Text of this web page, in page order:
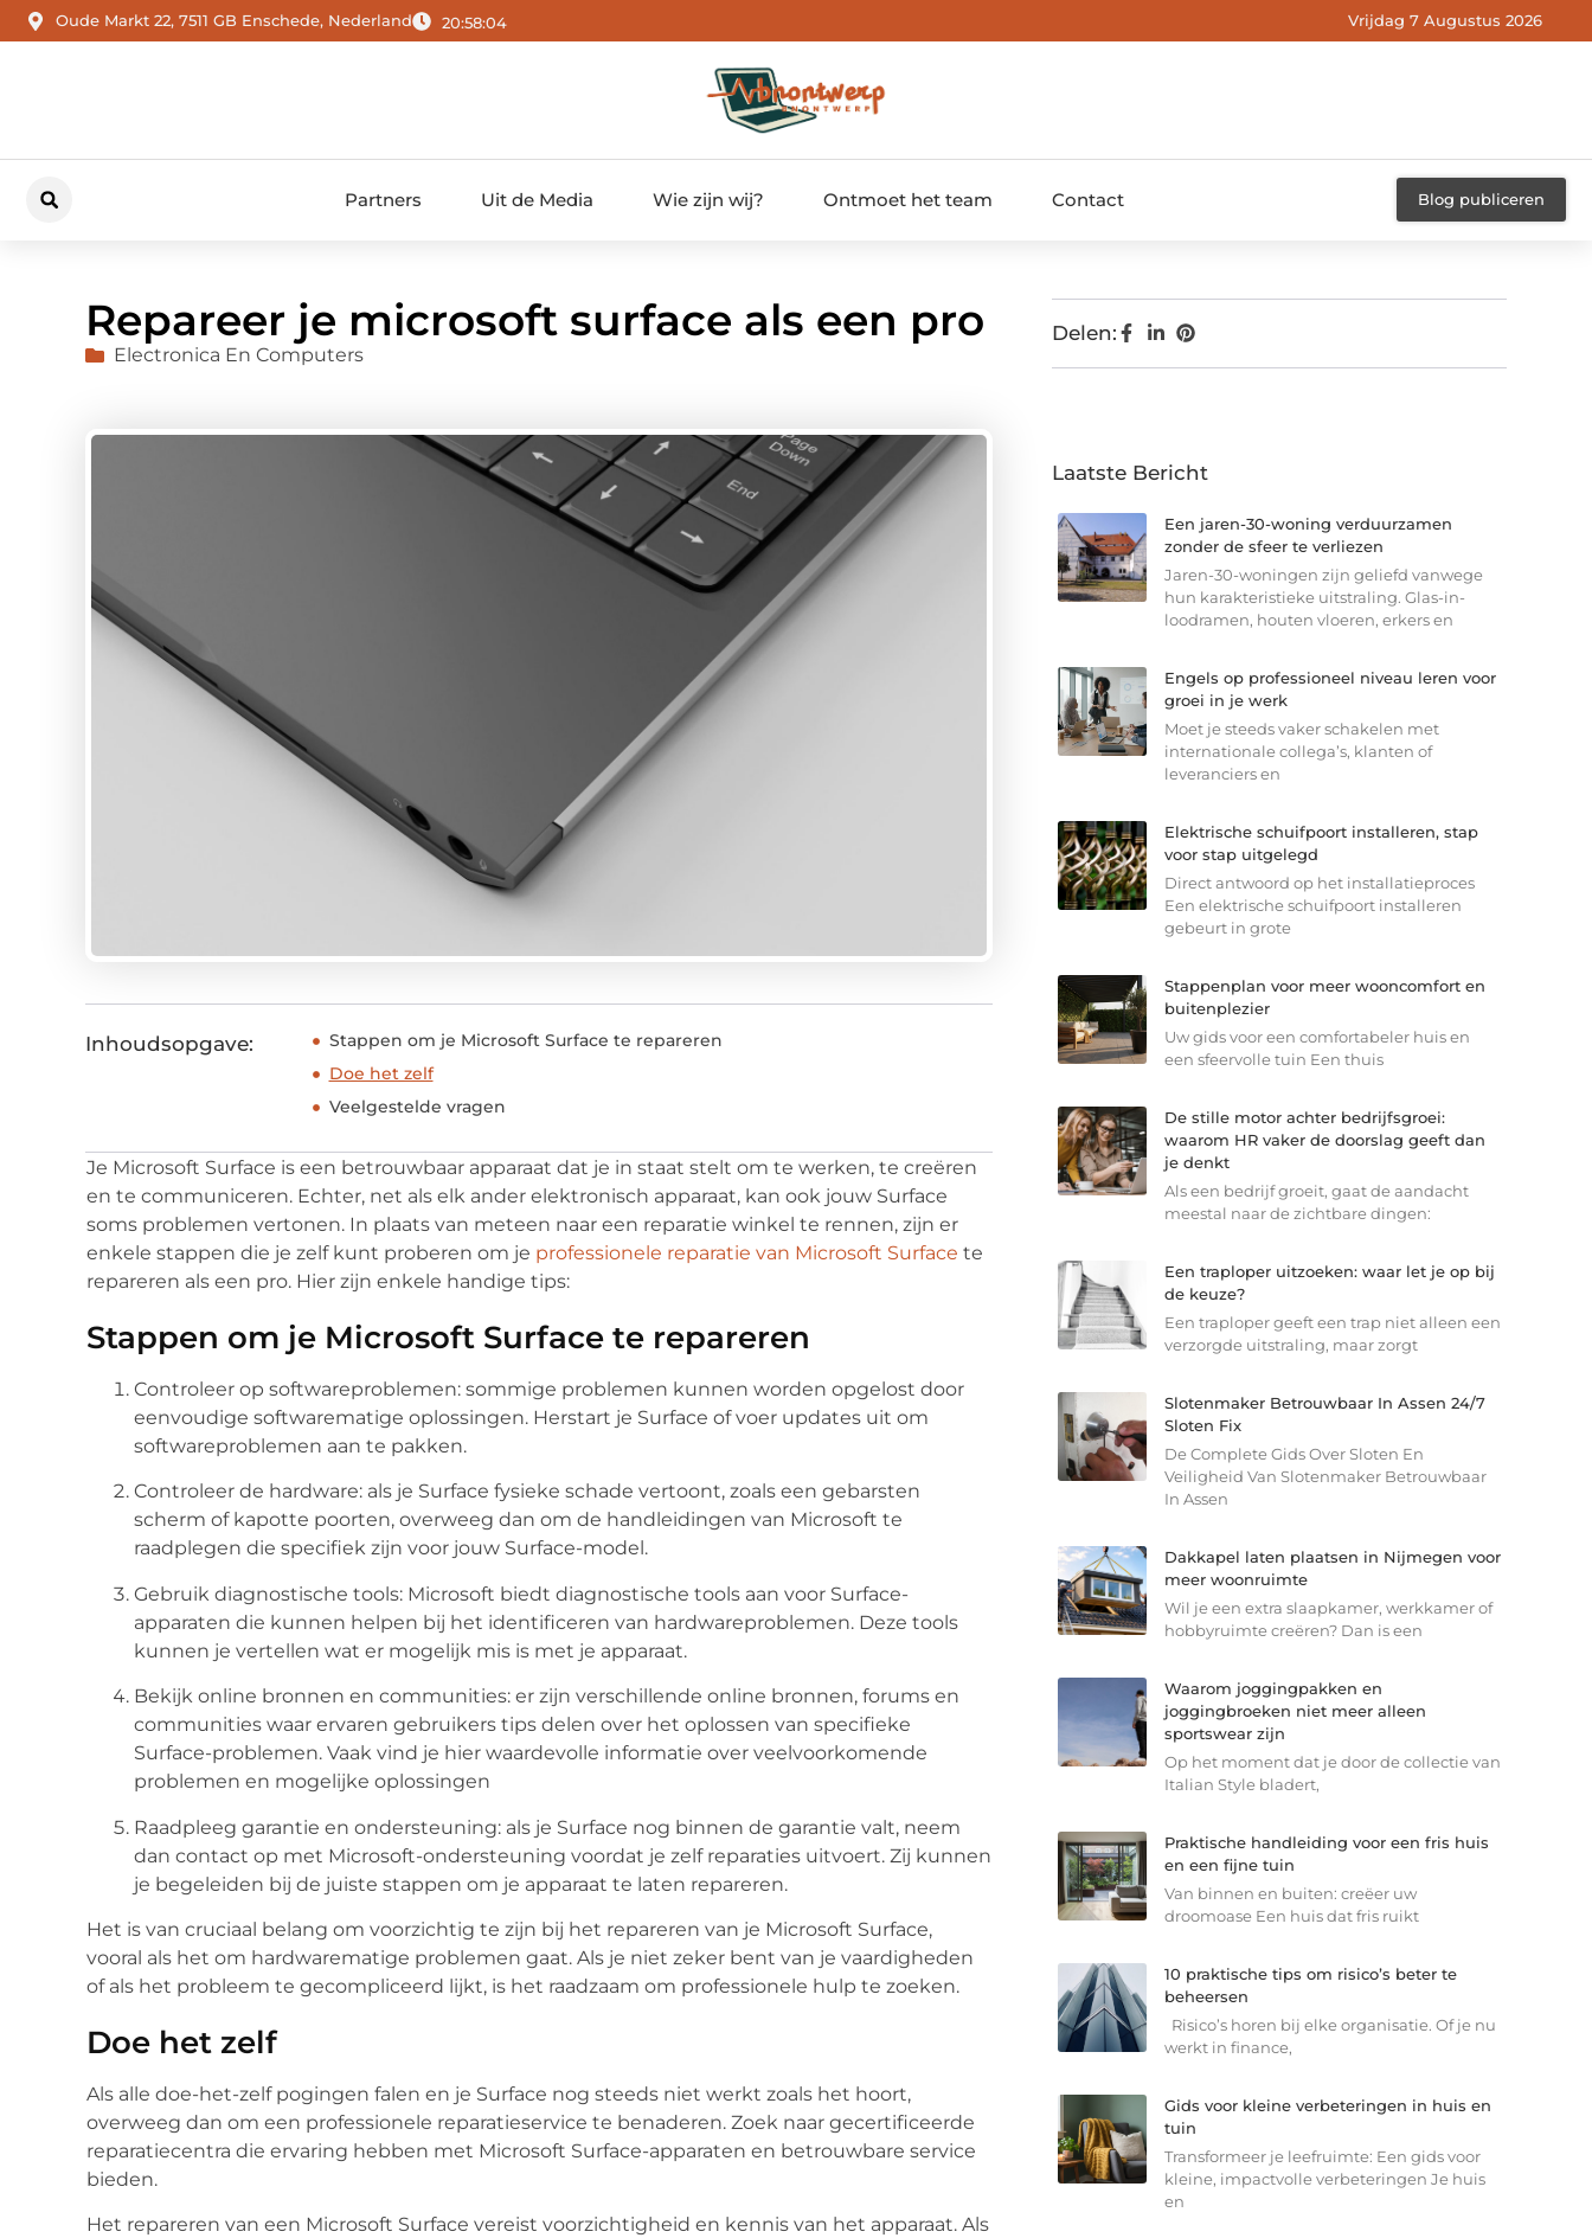
Oude Markt 22, 7511 GB Enschede, Nederland 20:58:05 Vrijdag 7 Augustus 2026
Partners Uit de Media Wie zijn wij? Ontmoet het team Contact Blog publiceren
Repareer je microsoft surface als een pro
Electronica En Computers
Inhoudsopgave:
Stappen om je Microsoft Surface te repareren
Doe het zelf
Veelgestelde vragen
Je Microsoft Surface is een betrouwbaar apparaat dat je in staat stelt om te werken, te creëren
en te communiceren. Echter, net als elk ander elektronisch apparaat, kan ook jouw Surface
soms problemen vertonen. In plaats van meteen naar een reparatie winkel te rennen, zijn er
enkele stappen die je zelf kunt proberen om je professionele reparatie van Microsoft Surface te
repareren als een pro. Hier zijn enkele handige tips:
Stappen om je Microsoft Surface te repareren
Controleer op softwareproblemen: sommige problemen kunnen worden opgelost door
eenvoudige softwarematige oplossingen. Herstart je Surface of voer updates uit om
softwareproblemen aan te pakken.
Controleer de hardware: als je Surface fysieke schade vertoont, zoals een gebarsten
scherm of kapotte poorten, overweeg dan om de handleidingen van Microsoft te
raadplegen die specifiek zijn voor jouw Surface-model.
Gebruik diagnostische tools: Microsoft biedt diagnostische tools aan voor Surface-
apparaten die kunnen helpen bij het identificeren van hardwareproblemen. Deze tools
kunnen je vertellen wat er mogelijk mis is met je apparaat.
Bekijk online bronnen en communities: er zijn verschillende online bronnen, forums en
communities waar ervaren gebruikers tips delen over het oplossen van specifieke
Surface-problemen. Vaak vind je hier waardevolle informatie over veelvoorkomende
problemen en mogelijke oplossingen
Raadpleeg garantie en ondersteuning: als je Surface nog binnen de garantie valt, neem
dan contact op met Microsoft-ondersteuning voordat je zelf reparaties uitvoert. Zij kunnen
je begeleiden bij de juiste stappen om je apparaat te laten repareren.
Het is van cruciaal belang om voorzichtig te zijn bij het repareren van je Microsoft Surface,
vooral als het om hardwarematige problemen gaat. Als je niet zeker bent van je vaardigheden
of als het probleem te gecompliceerd lijkt, is het raadzaam om professionele hulp te zoeken.
Doe het zelf
Als alle doe-het-zelf pogingen falen en je Surface nog steeds niet werkt zoals het hoort,
overweeg dan om een professionele reparatieservice te benaderen. Zoek naar gecertificeerde
reparatiecentra die ervaring hebben met Microsoft Surface-apparaten en betrouwbare service
bieden.
Het repareren van een Microsoft Surface vereist voorzichtigheid en kennis van het apparaat. Als
Delen:
Laatste Bericht
Een jaren-30-woning verduurzamen
zonder de sfeer te verliezen
Jaren-30-woningen zijn geliefd vanwege
hun karakteristieke uitstraling. Glas-in-
loodramen, houten vloeren, erkers en
Engels op professioneel niveau leren voor
groei in je werk
Moet je steeds vaker schakelen met
internationale collega’s, klanten of
leveranciers en
Elektrische schuifpoort installeren, stap
voor stap uitgelegd
Direct antwoord op het installatieproces
Een elektrische schuifpoort installeren
gebeurt in grote
Stappenplan voor meer wooncomfort en
buitenplezier
Uw gids voor een comfortabeler huis en
een sfeervolle tuin Een thuis
De stille motor achter bedrijfsgroei:
waarom HR vaker de doorslag geeft dan
je denkt
Als een bedrijf groeit, gaat de aandacht
meestal naar de zichtbare dingen:
Een traploper uitzoeken: waar let je op bij
de keuze?
Een traploper geeft een trap niet alleen een
verzorgde uitstraling, maar zorgt
Slotenmaker Betrouwbaar In Assen 24/7
Sloten Fix
De Complete Gids Over Sloten En
Veiligheid Van Slotenmaker Betrouwbaar
In Assen
Dakkapel laten plaatsen in Nijmegen voor
meer woonruimte
Wil je een extra slaapkamer, werkkamer of
hobbyruimte creëren? Dan is een
Waarom joggingpakken en
joggingbroeken niet meer alleen
sportswear zijn
Op het moment dat je door de collectie van
Italian Style bladert,
Praktische handleiding voor een fris huis
en een fijne tuin
Van binnen en buiten: creëer uw
droomoase Een huis dat fris ruikt
10 praktische tips om risico’s beter te
beheersen
Risico’s horen bij elke organisatie. Of je nu
werkt in finance,
Gids voor kleine verbeteringen in huis en
tuin
Transformeer je leefruimte: Een gids voor
kleine, impactvolle verbeteringen Je huis
en